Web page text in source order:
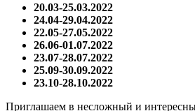
20.03-25.03.2022
24.04-29.04.2022
22.05-27.05.2022
26.06-01.07.2022
23.07-28.07.2022
25.09-30.09.2022
23.10-28.10.2022
Приглашаем в несложный и